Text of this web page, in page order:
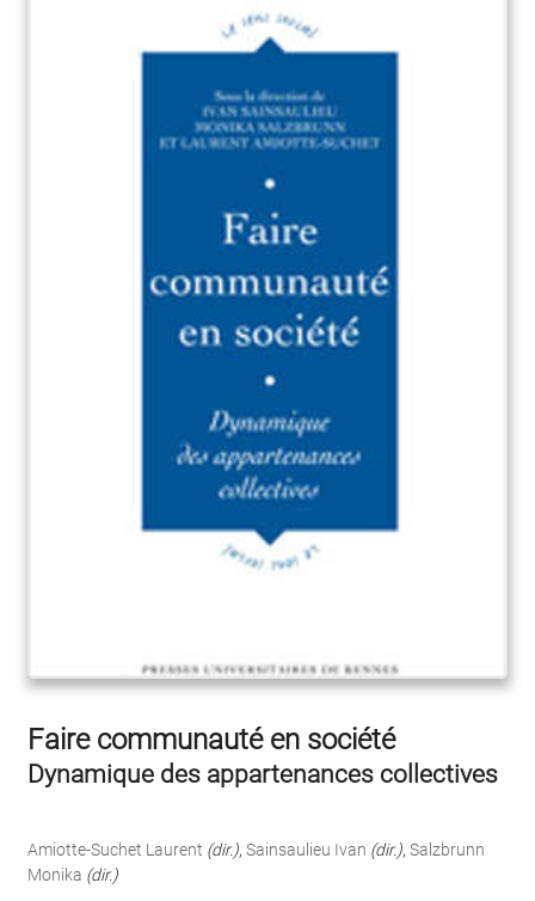
Faire communauté en société
Dynamique des appartenances collectives
Amiotte-Suchet Laurent (dir.), Sainsaulieu Ivan (dir.), Salzbrunn
Monika (dir.)